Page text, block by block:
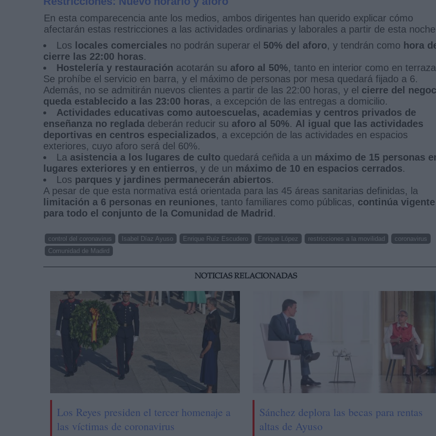
En esta comparecencia ante los medios, ambos dirigentes han querido explicar cómo
afectarán estas restricciones a las actividades ordinarias y laborales a partir de esta
Los locales comerciales no podrán superar el 50% del aforo, y tendrán como hora
cierre las 22:00 horas.
Hostelería y restauración acotarán su aforo al 50%, tanto en interior como en
Se prohíbe el servicio en barra, y el máximo de personas por mesa quedará fijado a 6.
Además, no se admitirán nuevos clientes a partir de las 22:00 horas, y el cierre del
queda establecido a las 23:00 horas, a excepción de las entregas a domicilio.
Actividades educativas como autoescuelas, academias y centros privados de
enseñanza no reglada deberán reducir su aforo al 50%. Al igual que las actividades
deportivas en centros especializados, a excepción de las actividades en espacios
exteriores, cuyo aforo será del 60%.
La asistencia a los lugares de culto quedará ceñida a un máximo de 15 personas
lugares exteriores y en entierros, y de un máximo de 10 en espacios cerrados.
Los parques y jardines permanecerán abiertos.
A pesar de que esta normativa está orientada para las 45 áreas sanitarias definidas, la
limitación a 6 personas en reuniones, tanto familiares como públicas, continúa vigente
para todo el conjunto de la Comunidad de Madrid.
control del coronavirus Isabel Díaz Ayuso Enrique Ruíz Escudero Enrique López restricciones a la movilidad
coronavirus
Comunidad de Madird
NOTICIAS RELACIONADAS
Los Reyes presiden el tercer homenaje a
las víctimas de coronavirus
Sánchez deplora las becas para rentas
altas de Ayuso